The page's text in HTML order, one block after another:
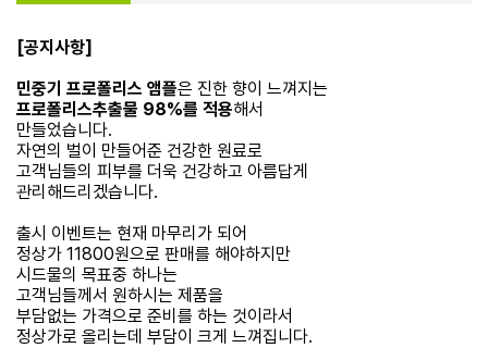
[공지사항]
민중기 프로폴리스 앰플은 진한 향이 느껴지는
프로폴리스추출물 98%를 적용해서
만들었습니다.
자연의 벌이 만들어준 건강한 원료로
고객님들의 피부를 더욱 건강하고 아름답게
관리해드리겠습니다.
출시 이벤트는 현재 마무리가 되어
정상가 11800원으로 판매를 해야하지만
시드물의 목표중 하나는
고객님들께서 원하시는 제품을
부담없는 가격으로 준비를 하는 것이라서
정상가로 올리는데 부담이 크게 느껴집니다.